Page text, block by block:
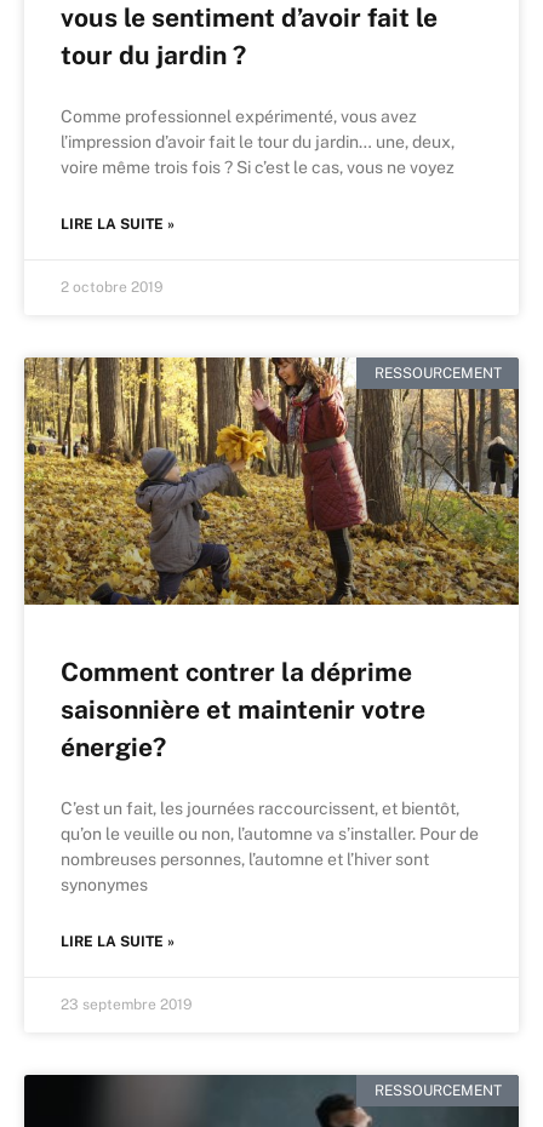
vous le sentiment d’avoir fait le
tour du jardin ?
Comme professionnel expérimenté, vous avez
l’impression d’avoir fait le tour du jardin… une, deux,
voire même trois fois ? Si c’est le cas, vous ne voyez
LIRE LA SUITE »
2 octobre 2019
RESSOURCEMENT
Comment contrer la déprime
saisonnière et maintenir votre
énergie?
C’est un fait, les journées raccourcissent, et bientôt,
qu’on le veuille ou non, l’automne va s’installer. Pour de
nombreuses personnes, l’automne et l’hiver sont
synonymes
LIRE LA SUITE »
23 septembre 2019
RESSOURCEMENT